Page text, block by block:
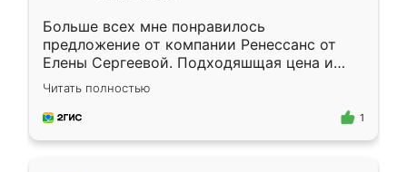
Больше всех мне понравилось
предложение от компании Ренессанс от
Елены Сергеевой. Подходяшщая цена и
короткие сроки изготовления. Приехавший
для замера сотрудник Владислав
предложил по моему эскизу самый
Читать полностью
1